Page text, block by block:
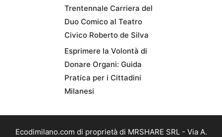
Trentennale Carriera del
Duo Comico al Teatro
Civico Roberto de Silva
Esprimere la Volontà di
Donare Organi: Guida
Pratica per i Cittadini
Milanesi
Ecodimilano.com di proprietà di MRSHARE SRL - Via A.